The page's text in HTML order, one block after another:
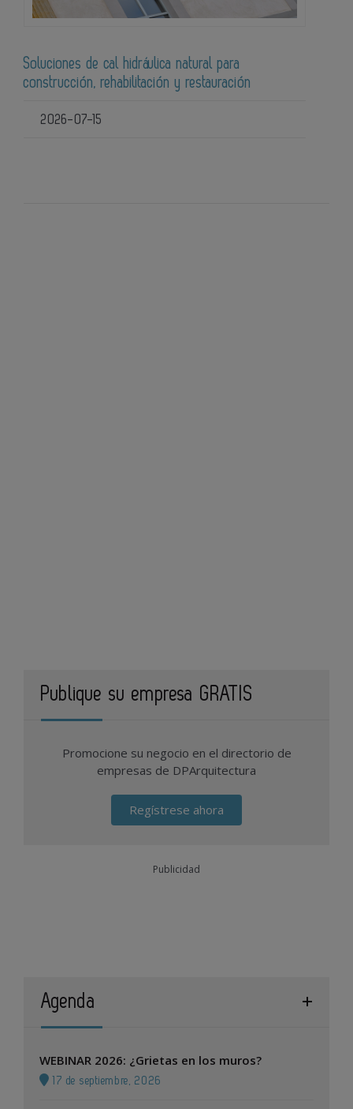
Soluciones de cal hidráulica natural para
construcción, rehabilitación y restauración
2026-07-15
Publique su empresa GRATIS
Promocione su negocio en el directorio de
empresas de DPArquitectura
Regístrese ahora
Publicidad
Agenda
WEBINAR 2026: ¿Grietas en los muros?
17 de septiembre, 2026